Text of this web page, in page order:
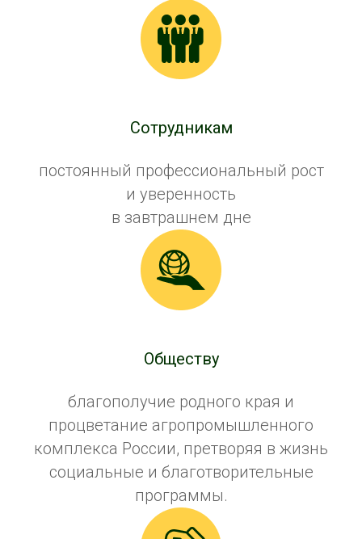
Сотрудникам
постоянный профессиональный рост
и уверенность
в завтрашнем дне
Обществу
благополучие родного края и
процветание агропромышленного
комплекса России, претворяя в жизнь
социальные и благотворительные
программы.